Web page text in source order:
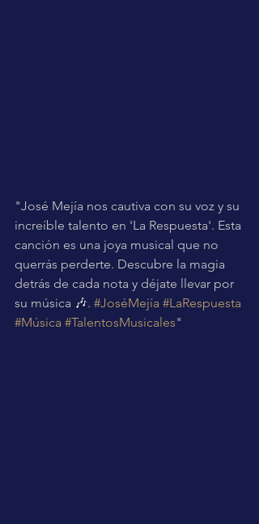
"José Mejía nos cautiva con su voz y su
increíble talento en 'La Respuesta'. Esta
canción es una joya musical que no
querrás perderte. Descubre la magia
detrás de cada nota y déjate llevar por
su música 🎶. #JoséMejía #LaRespuesta
#Música #TalentosMusicales"